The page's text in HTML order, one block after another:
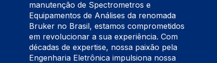
manutenção de Spectrometros e
Equipamentos de Análises da renomada
Bruker no Brasil, estamos comprometidos
em revolucionar a sua experiência. Com
décadas de expertise, nossa paixão pela
Engenharia Eletrônica impulsiona nossa